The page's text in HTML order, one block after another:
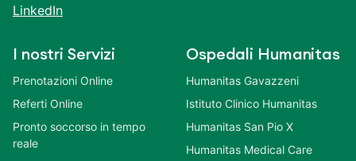
LinkedIn
I nostri Servizi
Prenotazioni Online
Referti Online
Pronto soccorso in tempo
reale
Ospedali Humanitas
Humanitas Gavazzeni
Istituto Clinico Humanitas
Humanitas San Pio X
Humanitas Medical Care